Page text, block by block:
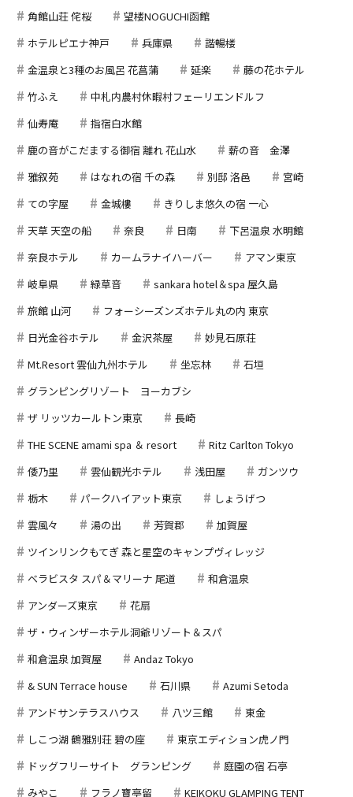
角館山荘 侘桜
望楼NOGUCHI函館
ホテルピエナ神戸
兵庫県
諧暢楼
金温泉と3種のお風呂 花菖蒲
延楽
藤の花ホテル
竹ふえ
中札内農村休暇村フェーリエンドルフ
仙寿庵
指宿白水館
鹿の音がこだまする御宿 離れ 花山水
薪の音 金澤
雅叙苑
はなれの宿 千の森 別邸 洛邑
宮崎
ての字屋
金城樓
きりしま悠久の宿 一心
天草 天空の船
奈良 日南
下呂温泉 水明館
奈良ホテル
カームラナイハーバー
アマン東京
岐阜県
緑草音
sankara hotel＆spa 屋久島
旅館 山河
フォーシーズンズホテル丸の内 東京
日光金谷ホテル
金沢茶屋
妙見石原荘
Mt.Resort 雲仙九州ホテル
坐忘林
石垣
グランピングリゾート ヨーカブシ
ザ リッツカールトン東京
長崎
THE SCENE amami spa ＆ resort
Ritz Carlton Tokyo
倭乃里
雲仙観光ホテル 浅田屋
ガンツウ
栃木
パークハイアット東京
しょうげつ
雲風々
湯の出 芳賀郡
加賀屋
ツインリンクもてぎ 森と星空のキャンプヴィレッジ
ベラビスタ スパ＆マリーナ 尾道
和倉温泉
アンダーズ東京
花扇
ザ・ウィンザーホテル洞爺リゾート＆スパ
和倉温泉 加賀屋
Andaz Tokyo
& SUN Terrace house
石川県
Azumi Setoda
アンドサンテラスハウス
八ツ三館
東金
しこつ湖 鶴雅別荘 碧の座
東京エディション虎ノ門
ドッグフリーサイト グランピング
庭園の宿 石亭
みやこ
フラノ寶亭留 KEIKOKU GLAMPING TENT